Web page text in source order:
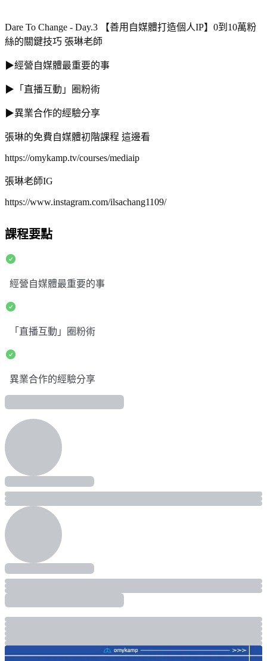
Dare To Change - Day.3 【善用自媒體打造個人IP】0到10萬粉
絲的關鍵技巧 張琳老師
▶經營自媒體最重要的事
▶「直播互動」圈粉術
▶異業合作的經驗分享
張琳的免費自媒體初階課程 這邊看
https://omykamp.tv/courses/mediaip
張琳老師IG
https://www.instagram.com/ilsachang1109/
課程要點
經營自媒體最重要的事
「直播互動」圈粉術
異業合作的經驗分享